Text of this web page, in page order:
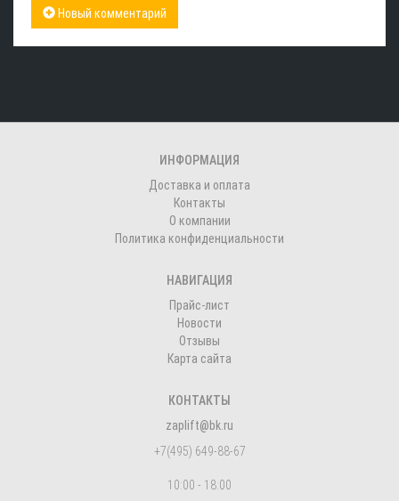
Новый комментарий
ИНФОРМАЦИЯ
Доставка и оплата
Контакты
О компании
Политика конфиденциальности
НАВИГАЦИЯ
Прайс-лист
Новости
Отзывы
Карта сайта
КОНТАКТЫ
zaplift@bk.ru
+7(495) 649-88-67
10:00 - 18:00